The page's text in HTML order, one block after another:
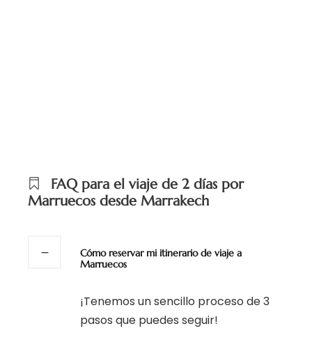
FAQ para el viaje de 2 días por
Marruecos desde Marrakech
Cómo reservar mi itinerario de viaje a
Marruecos
¡Tenemos un sencillo proceso de 3
pasos que puedes seguir!